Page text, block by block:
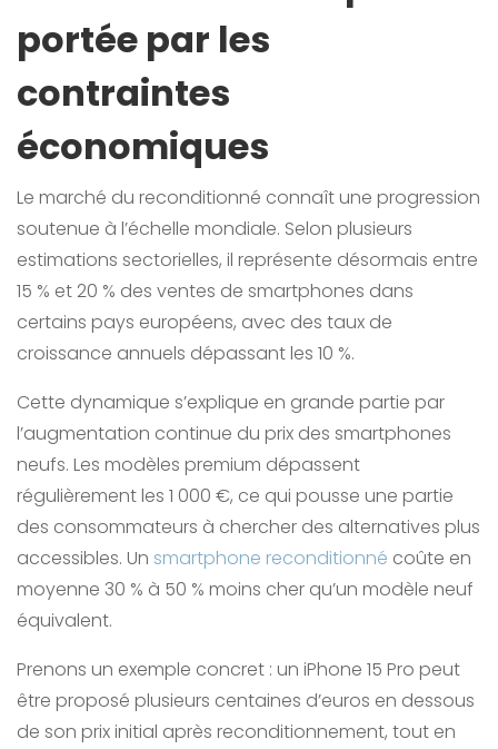
portée par les
contraintes
économiques
Le marché du reconditionné connaît une progression
soutenue à l’échelle mondiale. Selon plusieurs
estimations sectorielles, il représente désormais entre
15 % et 20 % des ventes de smartphones dans
certains pays européens, avec des taux de
croissance annuels dépassant les 10 %.
Cette dynamique s’explique en grande partie par
l’augmentation continue du prix des smartphones
neufs. Les modèles premium dépassent
régulièrement les 1 000 €, ce qui pousse une partie
des consommateurs à chercher des alternatives plus
accessibles. Un smartphone reconditionné coûte en
moyenne 30 % à 50 % moins cher qu’un modèle neuf
équivalent.
Prenons un exemple concret : un iPhone 15 Pro peut
être proposé plusieurs centaines d’euros en dessous
de son prix initial après reconditionnement, tout en